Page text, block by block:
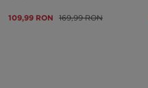
109,99 RON 169,99 RON